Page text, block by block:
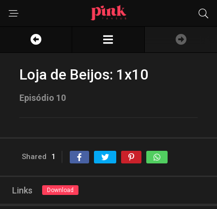
Loja de Beijos: 1x10
Episódio 10
Shared 1
Links Download